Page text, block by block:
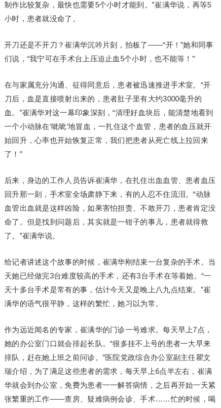
制作比较复杂，最快也需要5个小时才能到。”崔满华说，再等5
小时，患者就没命了。
开刀还是不开刀？崔满华沉吟片刻，拍板了——“开！”她和同事
们说，“我宁可在手术台上压迫止血5个小时，也不能等！”
在与家属充分沟通、征得同意后，患者被迅速推进手术室。“开
刀后，血是直接喷射出来的，患者肚子里有大约3000毫升的
血。”崔满华对这一幕印象深刻，“清理好血块后，能清楚地看到
一个小动脉在‘呲呲’地冒血，一扎住这个血管，患者的血压就开
始回升，心率也开始恢复正常，我们把患者从死亡线上拉回来
了！”
后来，身边的工作人员告诉崔满华，在扎住出血血管、患者血压
回升那一刻，手术室全场肃静下来，有的人忍不住流泪。“动脉
血管出血就是这样凶险，如果害怕担责、不敢开刀，患者肯定没
命了。但是找到问题后，其实就是一钳子的事儿，患者就得救
了。”崔满华说。
给记者讲述这个故事的时候，崔满华刚结束一台复杂的手术。当
天她已经做完3台难度较高的手术，还有3台手术在等着她。“一
天十多台手术是常有的事，估计今天又是晚上八九点结束。”崔
满华的语气很平静，这样的繁忙，她习以为常。
作为远近闻名的专家，崔满华的门诊一号难求。每天早上7点，
她的办公室门口就会排起长队。“很多挂不上号的患者一大早来
排队，赶在她上班之前问诊。”医院党政综合办公室副主任瞿文
瑞介绍，为了满足这些患者的需求，每天早上6点半左右，崔满
华就会到办公室，免费为患者一一解答病情，之后再开始一天紧
张繁重的工作——查房、疑难病例会诊、手术……忙的时候，喝